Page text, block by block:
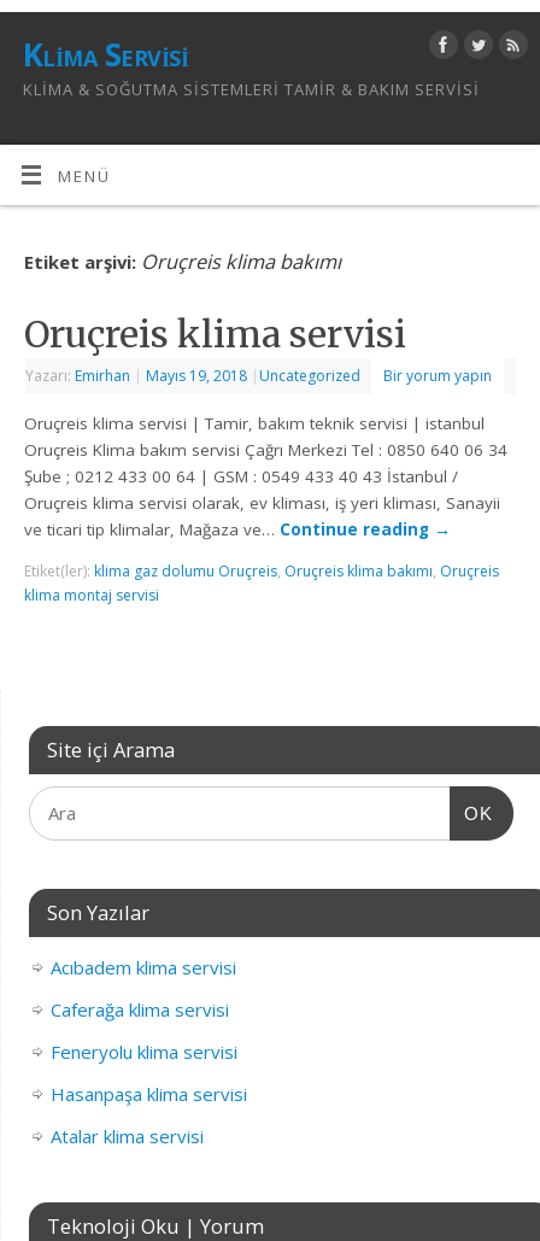
Klima Servisi
KLIMA & SOĞUTMA SISTEMLERI TAMIR & BAKIM SERVISI
MENÜ
Etiket arşivi: Oruçreis klima bakımı
Oruçreis klima servisi
Yazarı: Emirhan | Mayıs 19, 2018 | Uncategorized Bir yorum yapın
Oruçreis klima servisi | Tamir, bakım teknik servisi | istanbul
Oruçreis Klima bakım servisi Çağrı Merkezi Tel : 0850 640 06 34
Şube ; 0212 433 00 64 | GSM : 0549 433 40 43 İstanbul /
Oruçreis klima servisi olarak, ev kliması, iş yeri kliması, Sanayii
ve ticari tip klimalar, Mağaza ve… Continue reading →
Etiket(ler): klima gaz dolumu Oruçreis, Oruçreis klima bakımı, Oruçreis
klima montaj servisi
Site içi Arama
OK
Son Yazılar
Acıbadem klima servisi
Caferağa klima servisi
Feneryolu klima servisi
Hasanpaşa klima servisi
Atalar klima servisi
Teknoloji Oku | Yorum